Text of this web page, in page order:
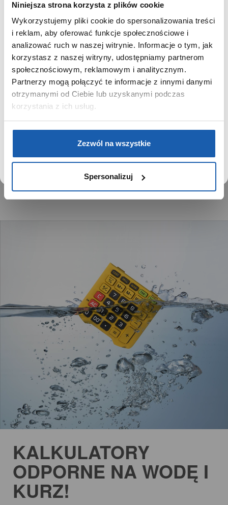
Niniejsza strona korzysta z plików cookie
Wykorzystujemy pliki cookie do spersonalizowania treści
i reklam, aby oferować funkcje społecznościowe i
analizować ruch w naszej witrynie. Informacje o tym, jak
korzystasz z naszej witryny, udostępniamy partnerom
społecznościowym, reklamowym i analitycznym.
Partnerzy mogą połączyć te informacje z innymi danymi
otrzymanymi od Ciebie lub uzyskanymi podczas
korzystania z ich usług.
Zezwól na wszystkie
Spersonalizuj
CODZIENNEJ PRACY
BIUROWEJ
Cichy i czysty wydruk na standardowym papierze. Umożliwiają
zapis i odtworzenie obliczeń, ich wyników oraz poszczególnych
kroków . To są właśnie kalkulatory drukujące Casio – wybrane
modele z karbonową obudową!
KALKULATORZE Z DRUKARKĄ
KALKULATORY
ODPORNE NA WODĘ I
KURZ!
SZANOWNY UŻYTKOWNIKU,
SZANOWNA UŻYTKOWNICZKO
Używamy plików cookie w celach analitycznych,
statystycznych i marketingowych, w tym aby analizować
ruch w tej witrynie, optymalizować jej działanie oraz
zapamiętywać Twoje preferencje.